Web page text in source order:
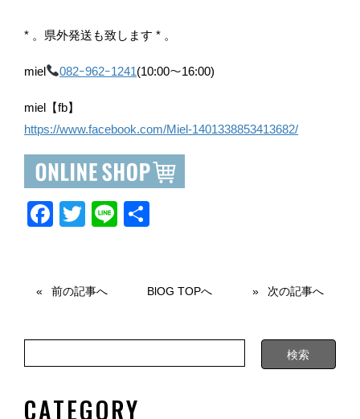
* 。県外発送も致します * 。
miel 082ｰ962ｰ1241(10:00～16:00)
miel【fb】
https://www.facebook.com/Miel-1401338853413682/
F
e
o
o
k
T
er
Li
前の記事へ BlOG TOPへ 次の記事へ
CATEGORY